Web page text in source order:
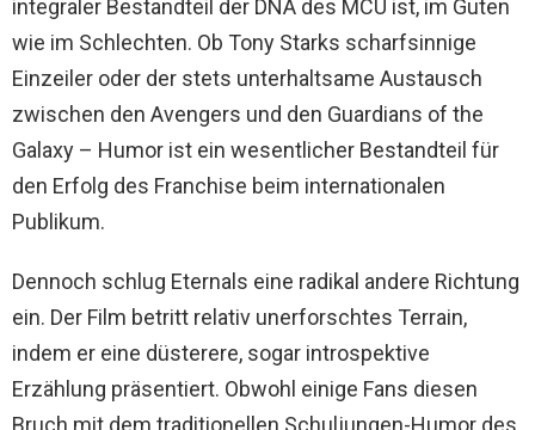
integraler Bestandteil der DNA des MCU ist, im Guten
wie im Schlechten. Ob Tony Starks scharfsinnige
Einzeiler oder der stets unterhaltsame Austausch
zwischen den Avengers und den Guardians of the
Galaxy – Humor ist ein wesentlicher Bestandteil für
den Erfolg des Franchise beim internationalen
Publikum.
Dennoch schlug Eternals eine radikal andere Richtung
ein. Der Film betritt relativ unerforschtes Terrain,
indem er eine düsterere, sogar introspektive
Erzählung präsentiert. Obwohl einige Fans diesen
Bruch mit dem traditionellen Schuljungen-Humor des